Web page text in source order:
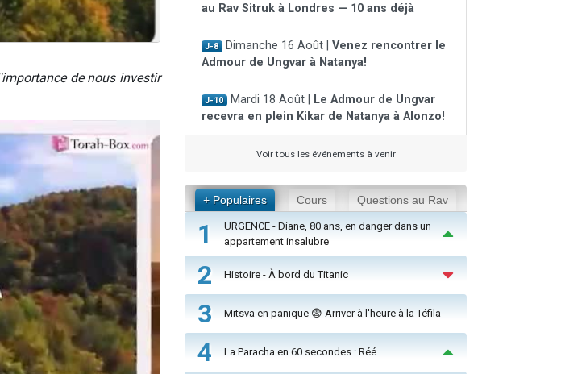
de nous investir
au Rav Sitruk à Londres — 10 ans déjà
J-8 Dimanche 16 Août | Venez rencontrer le
Admour de Ungvar à Natanya!
J-10 Mardi 18 Août |
Le Admour de Ungvar
recevra en plein Kikar de Natanya à Alonzo!
Voir tous les événements à venir
+ Populaires Cours Questions au Rav
1
URGENCE - Diane, 80 ans, en danger dans un
appartement insalubre
2 Histoire - À bord du Titanic
3 Mitsva en panique 😨 Arriver à l'heure à la Téfila
4 La Paracha en 60 secondes : Réé